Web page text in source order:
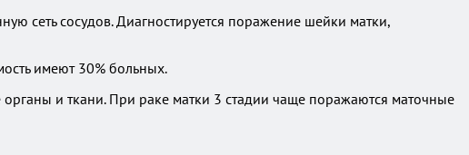
сеть сосудов. Диагностируется поражение шейки матки,
имеют 30% больных.
и ткани. При раке матки 3 стадии чаще поражаются маточные